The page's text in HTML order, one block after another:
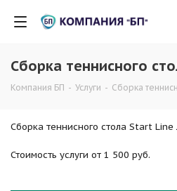
Сборка теннисного
Компания БП - Услуги - Сборка
Сборка теннисного стола Start
Стоимость услуги от 1 500 руб.